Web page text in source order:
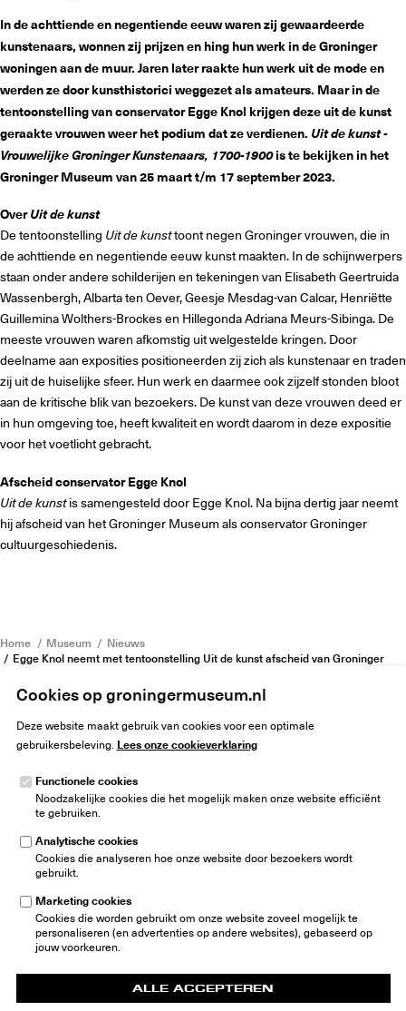
Cookies op groningermuseum.nl
Deze website maakt gebruik van cookies voor een optimale
gebruikersbeleving. Lees onze cookieverklaring
Functionele cookies
Noodzakelijke cookies die het mogelijk maken onze website efficiënt
te gebruiken.
Analytische cookies
Cookies die analyseren hoe onze website door bezoekers wordt
gebruikt.
Marketing cookies
Cookies die worden gebruikt om onze website zoveel mogelijk te
personaliseren (en advertenties op andere websites), gebaseerd op
jouw voorkeuren.
ALLE ACCEPTEREN
In de achttiende en negentiende eeuw waren zij gewaardeerde
kunstenaars, wonnen zij prijzen en hing hun werk in de Groninger
woningen aan de muur. Jaren later raakte hun werk uit de mode en
werden ze door kunsthistorici weggezet als amateurs. Maar in de
tentoonstelling van conservator Egge Knol krijgen deze uit de kunst
geraakte vrouwen weer het podium dat ze verdienen. Uit de kunst -
Vrouwelijke Groninger Kunstenaars, 1700-1900is te bekijken in het
Groninger Museum van 25 maart t/m 17 september 2023.
OverUit de kunst
De tentoonstelling Uit de kunsttoont negen Groninger vrouwen, die in
de achttiende en negentiende eeuw kunst maakten. In de schijnwerpers
staan onder andere schilderijen en tekeningen van Elisabeth Geertruida
Wassenbergh, Albarta ten Oever, Geesje Mesdag-van Calcar, Henriëtte
Guillemina Wolthers-Brockes en Hillegonda Adriana Meurs-Sibinga. De
meeste vrouwen waren afkomstig uit welgestelde kringen. Door
deelname aan exposities positioneerden zij zich als kunstenaar en traden
zij uit de huiselijke sfeer. Hun werk en daarmee ook zijzelf stonden bloot
aan de kritische blik van bezoekers. De kunst van deze vrouwen deed er
in hun omgeving toe, heeft kwaliteit en wordt daarom in deze expositie
voor het voetlicht gebracht.
Afscheid conservator Egge Knol
Uit de kunstis samengesteld door Egge Knol. Na bijna dertig jaar neemt
hij afscheid van het Groninger Museum als conservator Groninger
cultuurgeschiedenis.
Home Museum
Nieuws
Egge Knol neemt met tentoonstelling Uit de kunst afscheid van Groninger
Groninger Museum
Nieuwsbrief